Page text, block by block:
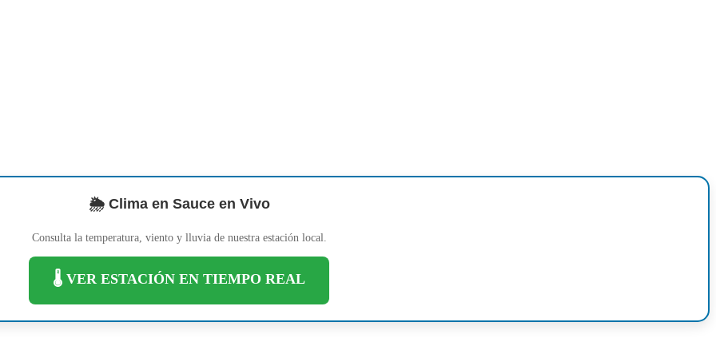
🌦️ Clima en Sauce en Vivo
Consulta la temperatura, viento y lluvia de nuestra estación local.
🌡️ VER ESTACIÓN EN TIEMPO REAL